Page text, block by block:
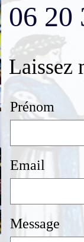
06 20
Laissez
Prénom
Email
Message